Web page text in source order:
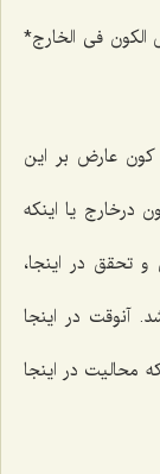
فى الخارج*
عارض بر این
یا اینكه
تحقق در اینجا،
آنوقت در اینجا
محالیت در اینجا